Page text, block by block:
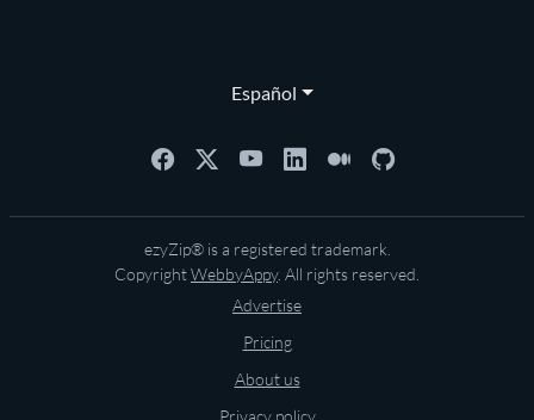
Español
ezyZip® is a registered trademark.
CopyrightWebbyAppy. All rights reserved.
Advertise
Pricing
About us